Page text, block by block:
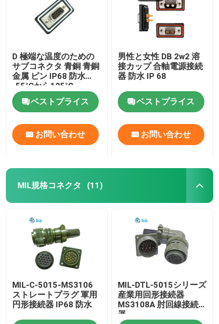
D 極端な温度のための
サブコネクタ 青銅 青銅
金属 ピン IP68 防水
-55°Cから125°C
ベストプライス
お問い合わせ
男性と女性 DB 2w2 溶
接カップ 合軸電源接続
器 防水 IP 68
ベストプライス
お問い合わせ
MIL規格コネクタ (11)
MIL-C-5015-MS3106
ストレートプラグ 軍用
円形接続器 IP68 防水
MIL-DTL-5015シリーズ
産業用回形接続器
MS3108A 肘回線接続
器